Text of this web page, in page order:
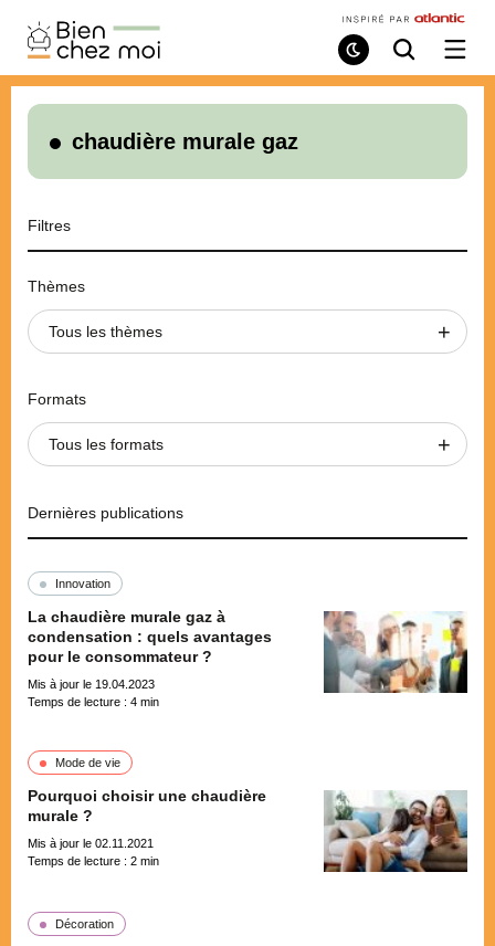
Bien
Chez
Moi
Mode
de
Recherche
/
le
chaudière murale gaz
Filtres
Thèmes
Tous les thèmes
Formats
Tous les formats
Dernières publications
Innovation
La chaudière murale gaz à
condensation : quels avantages
pour le consommateur ?
Mis à jour le 19.04.2023
Temps de lecture : 4 min
Mode de vie
Pourquoi choisir une chaudière
murale ?
Mis à jour le 02.11.2021
Temps de lecture : 2 min
Décoration